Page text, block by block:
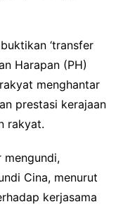
‘transfer
Harapan (PH)
menghantar
prestasi kerajaan
rakyat.
mengundi,
Cina, menurut
kerjasama